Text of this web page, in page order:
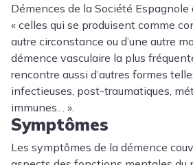
Démences de la Société Espagnole
« celles qui se produisent comme
autre circonstance ou d’une autre
démence vasculaire la plus
rencontre aussi d’autres formes
infectieuses, post-traumatiques,
immunes… ».
Symptômes
Les symptômes de la démence